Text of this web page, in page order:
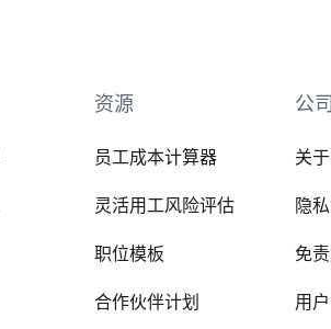
资源
员工成本计算器
灵活用工风险评估
职位模板
合作伙伴计划
公
关
隐
免
用